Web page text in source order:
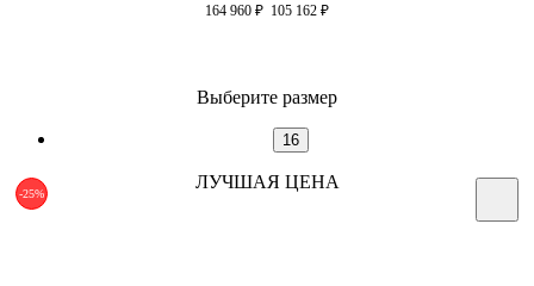
164 960 ₽ 105 162 ₽
Выберите размер
16
-25%
ЛУЧШАЯ ЦЕНА